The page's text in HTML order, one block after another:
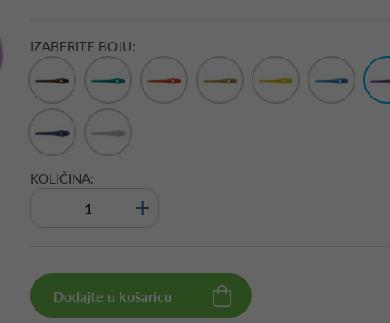
IZABERITE BOJU:
KOLIČINA:
+
Dodajte u košaricu